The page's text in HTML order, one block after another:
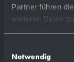
Partner führen
weiteren Daten
Notwendig